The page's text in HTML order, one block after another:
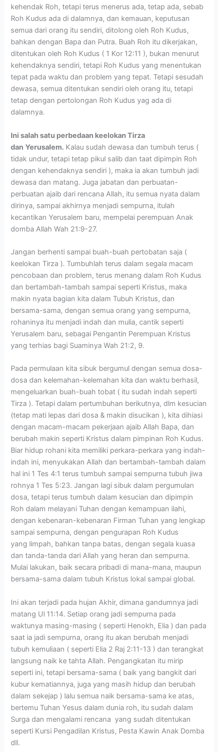
kehendak Roh, tetapi terus menerus ada, tetap ada, sebab
Roh Kudus ada di dalamnya, dan kemauan, keputusan
semua dari orang itu sendiri, ditolong oleh Roh Kudus,
bahkan dengan Bapa dan Putra. Buah Roh itu dikerjakan,
ditentukan oleh Roh Kudus ( 1 Kor 12:11 ), bukan menurut
kehendaknya sendiri, tetapi Roh Kudus yang menentukan
tepat pada waktu dan problem yang tepat. Tetapi sesudah
dewasa, semua ditentukan sendiri oleh orang itu, tetapi
tetap dengan pertolongan Roh Kudus yag ada di
dalamnya.
Ini salah satu perbedaan keelokan Tirza
dan Yerusalem. Kalau sudah dewasa dan tumbuh terus (
tidak undur, tetapi tetap pikul salib dan taat dipimpin Roh
dengan kehendaknya sendiri ), maka ia akan tumbuh jadi
dewasa dan matang. Juga jabatan dan perbuatan-
perbuatan ajaib dari rencana Allah, itu semua nyata dalam
dirinya, sampai akhirnya menjadi sempurna, itulah
kecantikan Yerusalem baru, mempelai perempuan Anak
domba Allah Wah 21:9-27.
Jangan berhenti sampai buah-buah pertobatan saja (
keelokan Tirza ). Tumbuhlah terus dalam segala macam
pencobaan dan problem, terus menang dalam Roh Kudus
dan bertambah-tambah sampai seperti Kristus, maka
makin nyata bagian kita dalam Tubuh Kristus, dan
bersama-sama, dengan semua orang yang sempurna,
rohaninya itu menjadi indah dan mulia, cantik seperti
Yerusalem baru, sebagai Pengantin Perempuan Kristus
yang terhias bagi Suaminya Wah 21:2, 9.
Pada permulaan kita sibuk bergumul dengan semua dosa-
dosa dan kelemahan-kelemahan kita dan waktu berhasil,
mengeluarkan buah-buah tobat ( itu sudah indah seperti
Tirza ). Tetapi dalam pertumbuhan berikutnya, dlm kesucian
(tetap mati lepas dari dosa & makin disucikan ), kita dihiasi
dengan macam-macam pekerjaan ajaib Allah Bapa, dan
berubah makin seperti Kristus dalam pimpinan Roh Kudus.
Biar hidup rohani kita memiliki perkara-perkara yang indah-
indah ini, menyukakan Allah dan bertambah-tambah dalam
hal ini 1 Tes 4:1 terus tumbuh sampai sempurna tubuh jiwa
rohnya 1 Tes 5:23. Jangan lagi sibuk dalam pergumulan
dosa, tetapi terus tumbuh dalam kesucian dan dipimpin
Roh dalam melayani Tuhan dengan kemampuan ilahi,
dengan kebenaran-kebenaran Firman Tuhan yang lengkap
sampai sempurna, dengan pengurapan Roh Kudus
yang limpah, bahkan tanpa batas, dengan segala kuasa
dan tanda-tanda dari Allah yang heran dan sempurna.
Mulai lakukan, baik secara pribadi di mana-mana, maupun
bersama-sama dalam tubuh Kristus lokal sampai global.
Ini akan terjadi pada hujan Akhir, dimana gandumnya jadi
matang Ul 11:14. Setiap orang jadi sempurna pada
waktunya masing-masing ( seperti Henokh, Elia ) dan pada
saat ia jadi sempurna, orang itu akan berubah menjadi
tubuh kemuliaan ( seperti Elia 2 Raj 2:11-13 ) dan terangkat
langsung naik ke tahta Allah. Pengangkatan itu mirip
seperti ini, tetapi bersama-sama ( baik yang bangkit dari
kubur kematiannya, juga yang masih hidup dan berubah
dalam sekejap ) lalu semua naik bersama-sama ke atas,
bertemu Tuhan Yesus dalam dunia roh, itu sudah dalam
Surga dan mengalami rencana yang sudah ditentukan
seperti Kursi Pengadilan Kristus, Pesta Kawin Anak Domba
dll.